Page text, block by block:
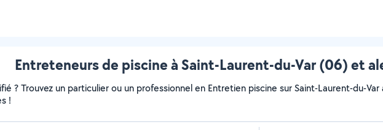
Entreteneurs de piscine à Saint-Laurent-du-Var (06) et
? Trouvez un particulier ou un professionnel en Entretien piscine sur Saint-Laurent-du-
!